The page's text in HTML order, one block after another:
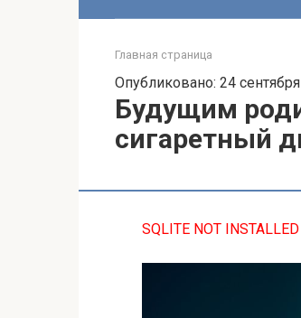
Главная страница
Опубликовано: 24
Будущим
сигаретный
SQLITE NOT INSTALLED